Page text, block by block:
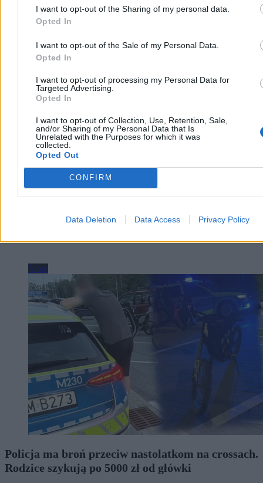
I want to opt-out of the Sharing of my personal data.
Opted In
I want to opt-out of the Sale of my Personal Data.
Opted In
I want to opt-out of processing my Personal Data for
Targeted Advertising.
Opted In
I want to opt-out of Collection, Use, Retention, Sale,
and/or Sharing of my Personal Data that Is
Unrelated with the Purposes for which it was
collected.
Opted Out
CONFIRM
Data Deletion Data Access Privacy Policy
wideorejestratorami i funkcjonariuszy z grup Speed. Kontrole mają
koncentrować się na zbyt szybkiej jeździe, ale mandat może grozić
także za inne wykroczenia zauważone przez policjantów.
Dzisiaj 08:32
Reklama
Moto
Policja ma broń przeciw nastolatkom na crossach.
Rodzice szykują po 5000 zł od główki